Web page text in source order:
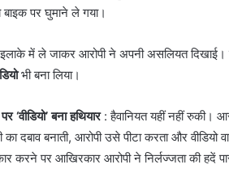
पर घुमाने ले गया।
में ले जाकर आरोपी ने अपनी असलियत दिखाई।
भी बना लिया।
‘वीडियो’ बना हथियार: ​हैवानियत यहीं नहीं रुकी।
का दबाव बनाती, आरोपी उसे पीटा करता और
करने पर आखिरकार आरोपी ने निर्लज्जता की हदें